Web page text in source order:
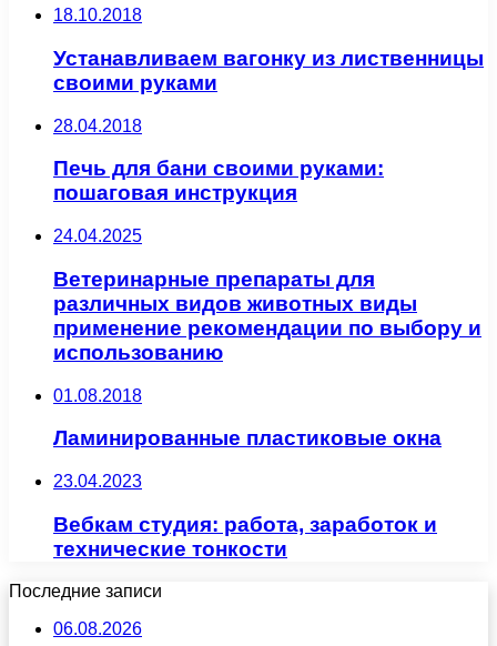
18.10.2018
Устанавливаем вагонку из лиственницы
своими руками
28.04.2018
Печь для бани своими руками:
пошаговая инструкция
24.04.2025
Ветеринарные препараты для
различных видов животных виды
применение рекомендации по выбору и
использованию
01.08.2018
Ламинированные пластиковые окна
23.04.2023
Вебкам студия: работа, заработок и
технические тонкости
Последние записи
06.08.2026